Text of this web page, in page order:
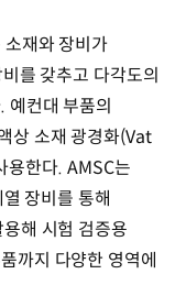
재와 장비가
를 갖추고 다각도의
예컨대 부품의
상 소재 광경화(Vat
한다. AMSC는
장비를 통해
해 시험 검증용
까지 다양한 영역에